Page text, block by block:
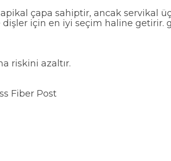
çapa sahiptir, ancak servikal
için en iyi seçim haline getirir.
riskini azaltır.
Fiber Post